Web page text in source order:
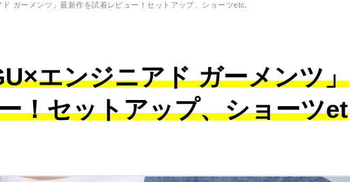
ド ガーメンツ」最新作を試着レビュー！セットアップ、ショーツetc.
エンジニアド ガーメンツ」
！セットアップ、ショーツet